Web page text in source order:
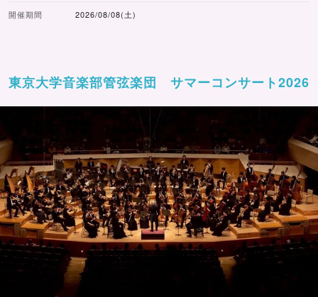
開催期間 2026/08/08(土)
東京大学音楽部管弦楽団 サマーコンサート2026